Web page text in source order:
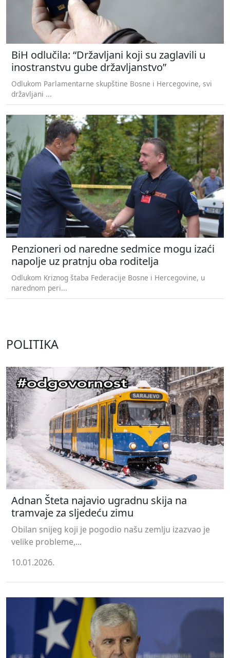
BiH odlučila: “Državljani koji su zaglavili u
inostranstvu gube državljanstvo”
Odlukom Parlamentarne skupštine Bosne i Hercegovine, svi
državljani ...
Penzioneri od naredne sedmice mogu izaći
napolje uz pratnju oba roditelja
Odlukom Kriznog štaba Federacije Bosne i Hercegovine, u
narednom peri...
POLITIKA
Adnan Šteta najavio ugradnu skija na
tramvaje za sljedeću zimu
Obilan snijeg koji je pogodio našu zemlju izazvao je
velike probleme,...
10.01.2026.